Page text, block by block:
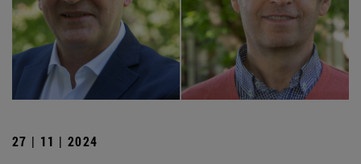
27 | 11 | 2024